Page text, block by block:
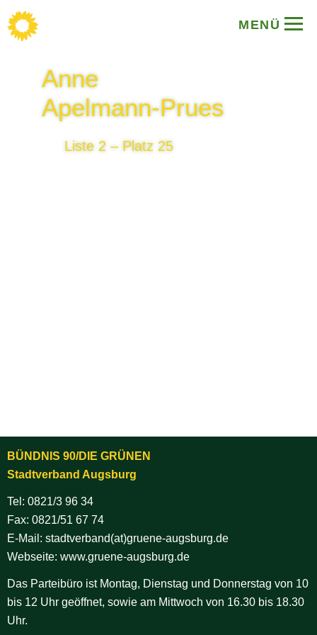
MENÜ
Anne
Apelmann-Prues
Liste 2 – Platz 25
BÜNDNIS 90/DIE GRÜNEN
Stadtverband Augsburg
Tel: 0821/3 96 34
Fax: 0821/51 67 74
E-Mail: stadtverband(at)gruene-augsburg.de
Webseite: www.gruene-augsburg.de
Das Parteibüro ist Montag, Dienstag und Donnerstag von 10
bis 12 Uhr geöffnet, sowie am Mittwoch von 16.30 bis 18.30
Uhr.